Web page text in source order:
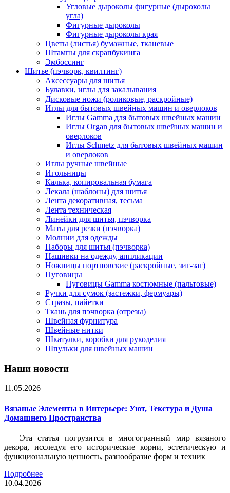
Угловые дыроколы фигурные (дыроколы
угла)
Фигурные дыроколы
Фигурные дыроколы края
Цветы (листья) бумажные, тканевые
Штампы для скрапбукинга
Эмбоссинг
Шитье (пэчворк, квилтинг)
Аксессуары для шитья
Булавки, иглы для закалывания
Дисковые ножи (роликовые, раскройные)
Иглы для бытовых швейных машин и оверлоков
Иглы Gamma для бытовых швейных машин
Иглы Organ для бытовых швейных машин и
оверлоков
Иглы Schmetz для бытовых швейных машин
и оверлоков
Иглы ручные швейные
Игольницы
Калька, копировальная бумага
Лекала (шаблоны) для шитья
Лента декоративная, тесьма
Лента техническая
Линейки для шитья, пэчворка
Маты для резки (пэчворка)
Молнии для одежды
Наборы для шитья (пэчворка)
Нашивки на одежду, аппликации
Ножницы портновские (раскройные, зиг-заг)
Пуговицы
Пуговицы Gamma костюмные (пальтовые)
Ручки для сумок (застежки, фермуары)
Стразы, пайетки
Ткань для пэчворка (отрезы)
Швейная фурнитура
Швейные нитки
Шкатулки, коробки для рукоделия
Шпульки для швейных машин
Наши новости
11.05.2026
Вязаные Элементы в Интерьере: Уют, Текстура и Душа
Домашнего Пространства
Эта статья погрузится в многогранный мир вязаного
декора, исследуя его исторические корни, эстетическую и
функциональную ценность, разнообразие форм и техник
Подробнее
10.04.2026